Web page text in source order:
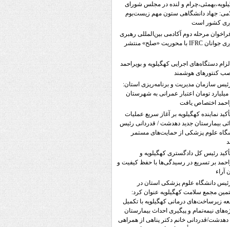
و لنده در مجلس شورای
جهاد دانشگاهی ستون مهم زیست‌بوم
کشور است
مرحله دوم آکادمی بین‌المللی رهبری
نوآوری جوانان IFRC با محوریت «صلح» منتشر
دستگاه‌های اجرایی کهگیلویه و بویراحمد
کنتورهای هوشمند
سازمان مدیریت و برنامه‌ریزی استان:
۵۷۲ میلیارد تومان اعتبار عمرانی به شهرستان
اختصاص یافت
نماینده کهگیلویه بر آغاز سریع عملیات
بیمارستان جدید دهدشت / قدردانی رئیس
علوم پزشکی از حمایت‌های مستمر
رئیس کل دادگستری کهگیلویه و
بر تسریع در رسیدگی‌ها با حفظ کیفیت و
آراء
دانشگاه علوم پزشکی استان در
مجمع سلامت کهگیلویه عنوان کرد:
زیرساخت‌های درمانی کهگیلویه با تکمیل
نیمه‌تمام و پیگیری احداث بیمارستان
دهدشت/قدردانی خانم دکتر پناهی از همراهی